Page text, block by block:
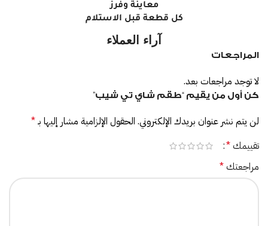
معاينة وفرز
كل قطعة قبل الاستلام
آراء العملاء
المراجعات
لا توجد مراجعات بعد.
كن أول من يقيم “طقم شاي تي شيب”
لن يتم نشر عنوان بريدك الإلكتروني. الحقول الإلزامية مشار إليها بـ*
تقييمك*
مراجعتك*